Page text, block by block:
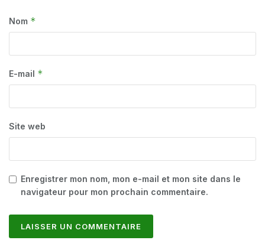
Nom *
E-mail *
Site web
Enregistrer mon nom, mon e-mail et mon site dans le
navigateur pour mon prochain commentaire.